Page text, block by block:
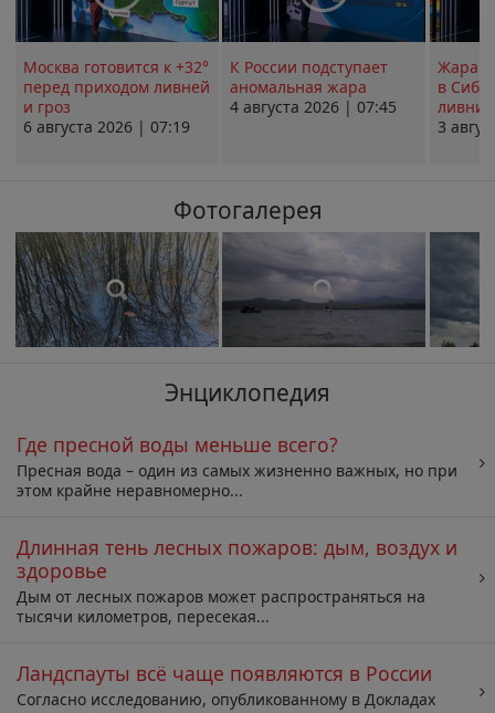
Москва готовится к +32°
перед приходом ливней
и гроз
6 августа 2026 | 07:19
К России подступает
аномальная жара
4 августа 2026 | 07:45
Жара в
в
ливни
3
Фотогалерея
Энциклопедия
Где пресной воды меньше всего?
Пресная вода – один из самых жизненно важных, но при
этом крайне неравномерно...
Длинная тень лесных пожаров: дым, воздух и
здоровье
Дым от лесных пожаров может распространяться на
тысячи километров, пересекая...
Ландспауты всё чаще появляются в России
Согласно исследованию, опубликованному в Докладах